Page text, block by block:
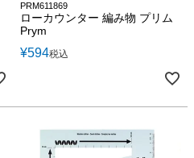
PRM611869
ローカウンター 編み物 プリム
Prym
¥594税込